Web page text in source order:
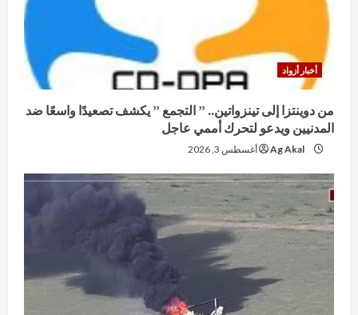
أخبار أزواد
من دوينتزا إلى تينزواتين.. ” التجمع ” يكشف تصعيدًا واسعًا ضد
المدنيين ويدعو لتحرك أممي عاجل
Ag Akal أغسطس 3, 2026